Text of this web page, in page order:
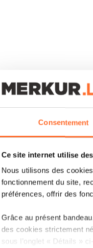
Consentement
Ce site internet utilise
Nous utilisons des
fonctionnement du site,
préférences, offrir des
Grâce au présent
des cookies strictement
sous l’onglet « Détails »